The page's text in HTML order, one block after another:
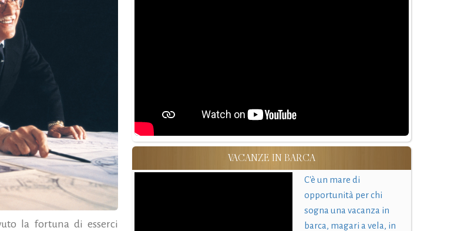
la fortuna di esserci
VACANZE IN BARCA
C'è un mare di
opportunità per chi
sogna una vacanza in
barca, magari a vela, in